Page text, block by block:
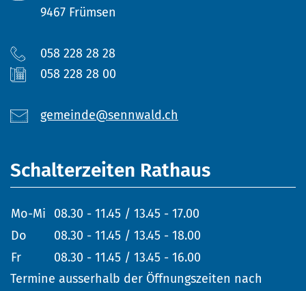
9467 Frümsen
058 228 28 28
058 228 28 00
gemeinde@sennwald.ch
Schalterzeiten Rathaus
Mo-Mi
08.30 - 11.45 / 13.45 - 17.00
Do
08.30 - 11.45 / 13.45 - 18.00
Fr
08.30 - 11.45 / 13.45 - 16.00
Termine ausserhalb der Öffnungszeiten nach